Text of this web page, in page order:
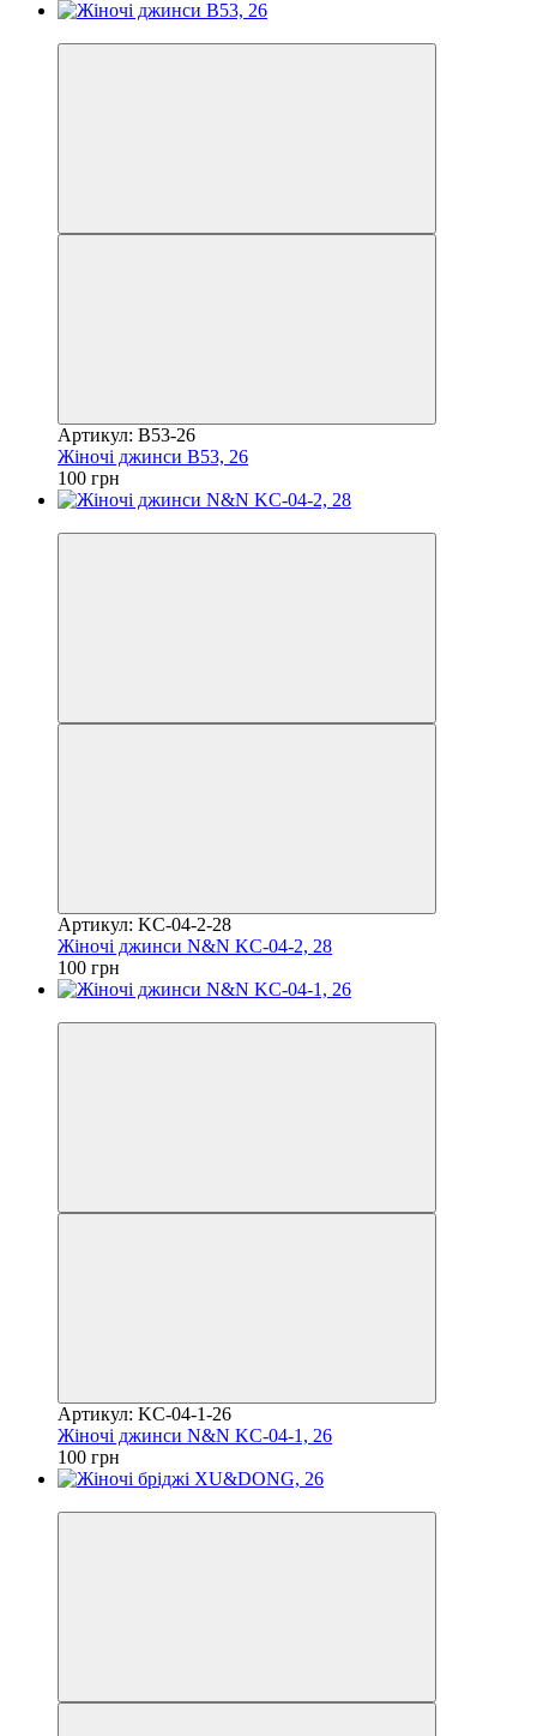
Артикул: B53-26
Жіночі джинси B53, 26
100 грн
Артикул: KC-04-2-28
Жіночі джинси N&N KC-04-2, 28
100 грн
Артикул: KC-04-1-26
Жіночі джинси N&N KC-04-1, 26
100 грн